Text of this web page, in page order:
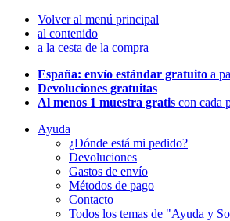
Volver al menú principal
al contenido
a la cesta de la compra
España: envío estándar gratuito a
Devoluciones gratuitas
Al menos 1 muestra gratis con cada
Ayuda
¿Dónde está mi pedido?
Devoluciones
Gastos de envío
Métodos de pago
Contacto
Todos los temas de "Ayuda y